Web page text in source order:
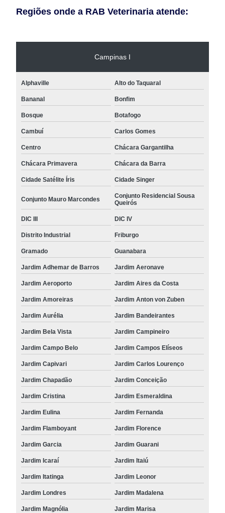
Regiões onde a RAB Veterinaria atende:
Campinas I
Alphaville Alto do Taquaral
Bananal Bonfim
Bosque Botafogo
Cambuí Carlos Gomes
Centro Chácara Gargantilha
Chácara Primavera Chácara da Barra
Cidade Satélite Íris Cidade Singer
Conjunto Mauro Marcondes
Conjunto Residencial Sousa
Queirós
DIC III DIC IV
Distrito Industrial Friburgo
Gramado Guanabara
Jardim Adhemar de Barros Jardim Aeronave
Jardim Aeroporto Jardim Aires da Costa
Jardim Amoreiras Jardim Anton von Zuben
Jardim Aurélia Jardim Bandeirantes
Jardim Bela Vista Jardim Campineiro
Jardim Campo Belo Jardim Campos Elíseos
Jardim Capivari Jardim Carlos Lourenço
Jardim Chapadão Jardim Conceição
Jardim Cristina Jardim Esmeraldina
Jardim Eulina Jardim Fernanda
Jardim Flamboyant Jardim Florence
Jardim Garcia Jardim Guarani
Jardim Icaraí Jardim Itaiú
Jardim Itatinga Jardim Leonor
Jardim Londres Jardim Madalena
Jardim Magnólia Jardim Marisa